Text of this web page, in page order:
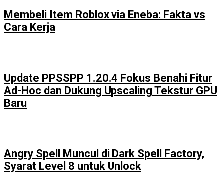
Membeli Item Roblox via Eneba: Fakta vs
Cara Kerja
Update PPSSPP 1.20.4 Fokus Benahi Fitur
Ad-Hoc dan Dukung Upscaling Tekstur GPU
Baru
Angry Spell Muncul di Dark Spell Factory,
Syarat Level 8 untuk Unlock